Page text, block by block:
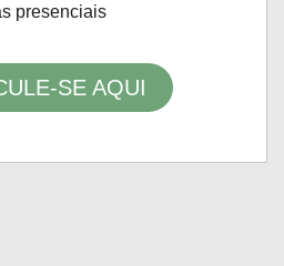
presenciais
SE AQUI